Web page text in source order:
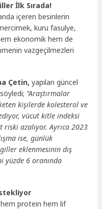
İlk Sırada!
içeren besinlerin
kuru fasulye,
ekonomik hem de
vazgeçilmezleri
Çetin, yapılan güncel
“Araştırmalar
kişilerde kolesterol ve
vücut kitle indeksi
azalıyor. Ayrıca 2023
ise, günlük
eklenmesinin dış
yüzde 6 oranında
protein hem lif